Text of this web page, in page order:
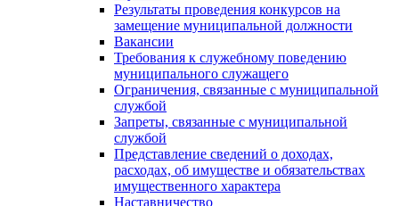
Результаты проведения конкурсов на
замещение муниципальной должности
Вакансии
Требования к служебному поведению
муниципального служащего
Ограничения, связанные с муниципальной
службой
Запреты, связанные с муниципальной
службой
Представление сведений о доходах,
расходах, об имуществе и обязательствах
имущественного характера
Наставничество